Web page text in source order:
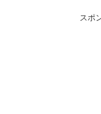
スポ